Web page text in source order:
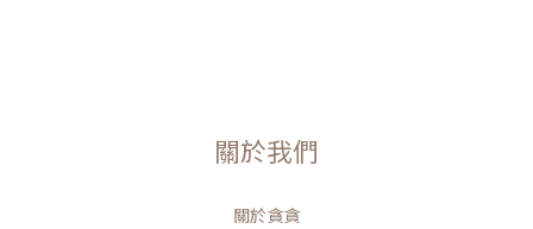
關於我們
關於貪貪